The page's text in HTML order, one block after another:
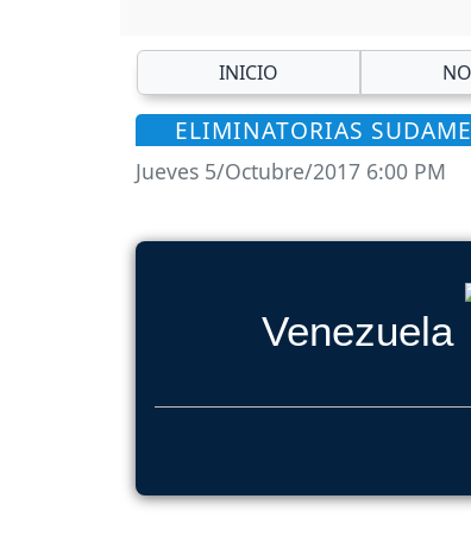
INICIO
ELIMINATORIAS
Jueves 5/Octubre/2017 6:00 PM
Venezuela